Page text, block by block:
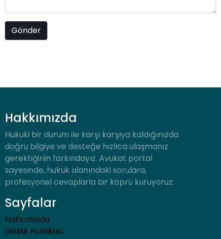
Hakkımızda
Hukuki bir durum ile karşı karşıya kaldığınızda
doğru bilgiye ve desteğe hızlıca ulaşmanız
gerektiğinin farkındayız. Avukat portal
sayesinde, hukuk alanındaki sorulara,
profesyonel cevaplarla bir köprü kuruyoruz.
Sayfalar
Hakkımızda
Gizlilik Politikası